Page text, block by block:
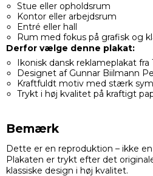
Stue eller opholdsrum
Kontor eller arbejdsrum
Entré eller hall
Rum med fokus på grafisk og
Derfor vælge denne plakat:
Ikonisk dansk reklameplakat fra
Designet af Gunnar Biilmann
Kraftfuldt motiv med stærk
Trykt i høj kvalitet på kraftigt
Bemærk
Dette er en reproduktion – ikke
Plakaten er trykt efter det
klassiske design i høj kvalitet.